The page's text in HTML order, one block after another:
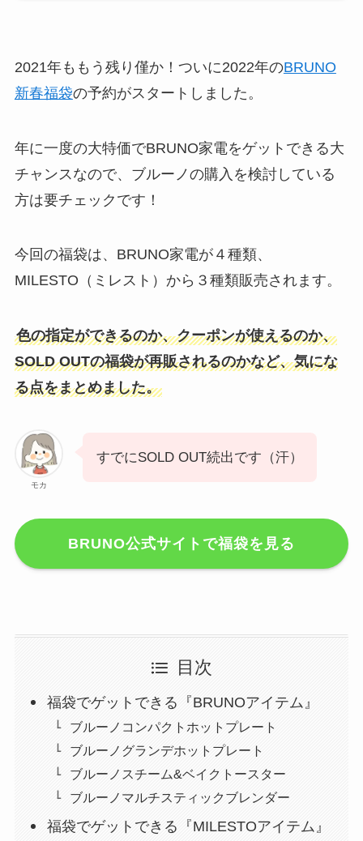
2021年ももう残り僅か！ついに2022年のBRUNO
新春福袋の予約がスタートしました。
年に一度の大特価でBRUNO家電をゲットできる大
チャンスなので、ブルーノの購入を検討している
方は要チェックです！
今回の福袋は、BRUNO家電が４種類、
MILESTO（ミレスト）から３種類販売されます。
色の指定ができるのか、クーポンが使えるのか、
SOLD OUTの福袋が再販されるのかなど、気にな
る点をまとめました。
モカ
すでにSOLD OUT続出です（汗）
BRUNO公式サイトで福袋を見る
目次
福袋でゲットできる『BRUNOアイテム』
ブルーノコンパクトホットプレート
ブルーノグランデホットプレート
ブルーノスチーム&ベイクトースター
ブルーノマルチスティックブレンダー
福袋でゲットできる『MILESTOアイテム』